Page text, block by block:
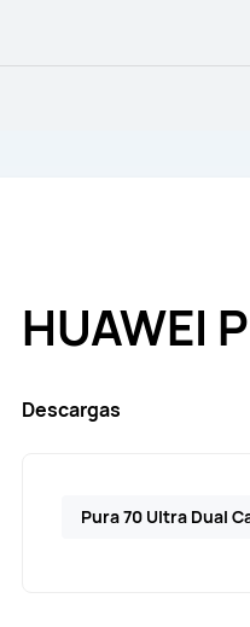
HUAWEI
Descargas
Pura 70 Ultra Dual